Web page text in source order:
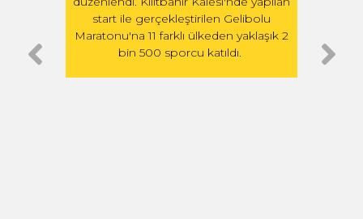
start ile gerçekleştirilen Gelibolu
Maratonu'na 11 farklı ülkeden yaklaşık 2
bin 500 sporcu katıldı.